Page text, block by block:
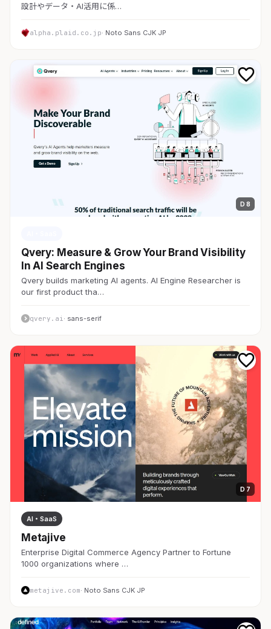
設計やデータ・AI活用に係…
alpha.plaid.co.jp· Noto Sans CJK JP
D 8
Qvery: Measure & Grow Your Brand Visibility
In AI Search Engines
Qvery builds marketing AI agents. AI Engine Researcher is
our first product tha…
qvery.ai · sans-serif
D 7
AI・SaaS
Metajive
Enterprise Digital Commerce Agency Partner to Fortune
1000 organizations where …
metajive.com· Noto Sans CJK JP